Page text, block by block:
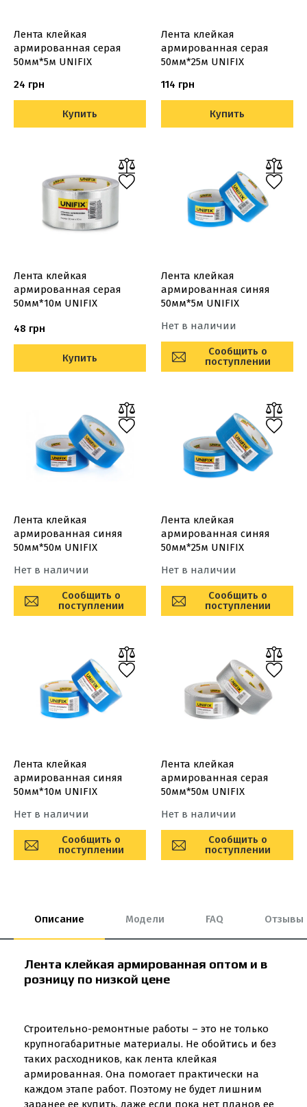
Лента клейкая
армированная серая
50мм*5м UNIFIX
24 грн
Купить
Лента клейкая
армированная серая
50мм*25м UNIFIX
114 грн
Купить
Лента клейкая
армированная серая
50мм*10м UNIFIX
48 грн
Купить
Лента клейкая
армированная синяя
50мм*5м UNIFIX
Нет в наличии
Сообщить о
поступлении
Лента клейкая
армированная синяя
50мм*50м UNIFIX
Нет в наличии
Сообщить о
поступлении
Лента клейкая
армированная синяя
50мм*25м UNIFIX
Нет в наличии
Сообщить о
поступлении
Лента клейкая
армированная синяя
50мм*10м UNIFIX
Нет в наличии
Сообщить о
поступлении
Лента клейкая
армированная серая
50мм*50м UNIFIX
Нет в наличии
Сообщить о
поступлении
Описание Модели FAQ Отзывы
Лента клейкая армированная оптом и в
розницу по низкой цене
Строительно-ремонтные работы – это не только
крупногабаритные материалы. Не обойтись и без
таких расходников, как лента клейкая
армированная. Она помогает практически на
каждом этапе работ. Поэтому не будет лишним
заранее ее купить, даже если пока нет планов ее